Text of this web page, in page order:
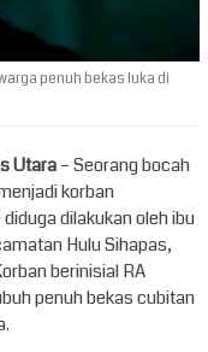
penuh bekas luka di
Utara– Seorang bocah
korban
dilakukan oleh ibu
Hulu Sihapas,
berinisial RA
penuh bekas cubitan